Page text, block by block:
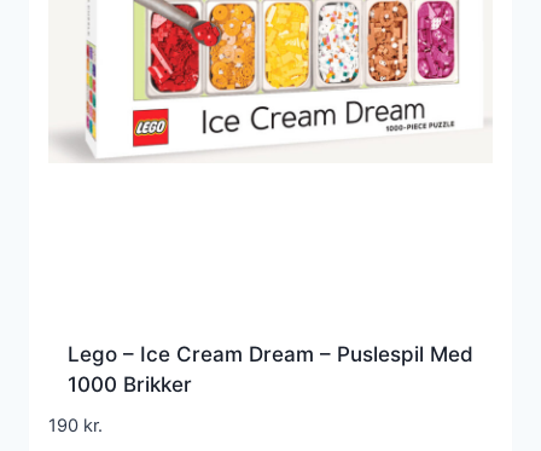
Lego – Ice Cream Dream – Puslespil Med
1000 Brikker
190 kr.